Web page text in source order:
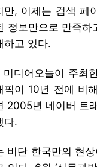
만, 이제는 검색 페
정보만으로 만족하
하고 있다.
미디어오늘이 주최
픽이 10년 전에 비
2005년 네이버 트
다.
비단 한국만의 현